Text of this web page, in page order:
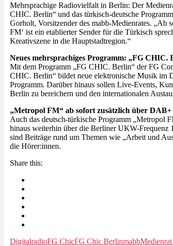
Mehrsprachige Radiovielfalt in Berlin: Der
CHIC. Berlin“ und das türkisch-deutsche
Gorholt, Vorsitzender des mabb-Medienrates. „Ab
FM‘ ist ein etablierter Sender für die Türkisch
Kreativszene in die Hauptstadtregion.“
Neues mehrsprachiges Programm: „FG
Mit dem Programm „FG CHIC. Berlin“ der FG
CHIC. Berlin“ bildet neue elektronische Musik im
Programm. Darüber hinaus sollen Live-Events,
Berlin zu bereichern und den internationalen
„Metropol FM“ ab sofort zusätzlich über
Auch das deutsch-türkische Programm
hinaus weiterhin über die Berliner UKW-Frequenz
sind Beiträge rund um Themen wie „Arbeit und
die Hörer:innen.
Share this:
DigitalradioFG ChicFG Chic Berlinmabb